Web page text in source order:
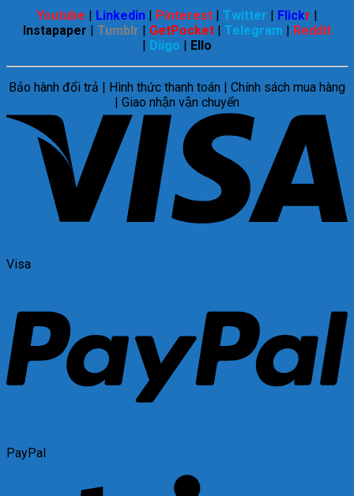
Youtube | Linkedin | Pinterest | Twitter | Flickr |
Instapaper | Tumblr | GetPocket | Telegram | Reddit
| Diigo | Ello
Bảo hành đổi trả | Hình thức thanh toán | Chính sách mua hàng
| Giao nhận vận chuyển
Visa
PayPal